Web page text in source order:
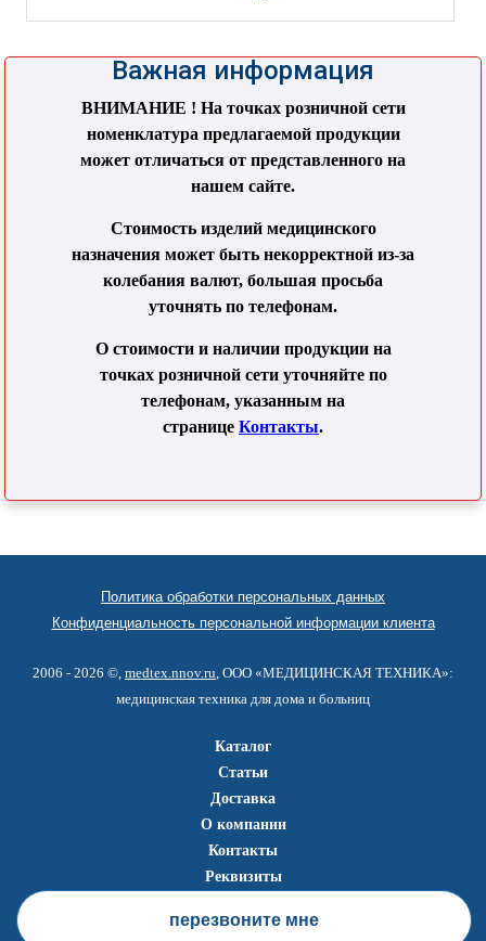
Важная информация
ВНИМАНИЕ ! На точках розничной сети
номенклатура предлагаемой продукции
может отличаться от представленного на
нашем сайте.
Стоимость изделий медицинского
назначения может быть некорректной из-за
колебания валют, большая просьба
уточнять по телефонам.
О стоимости и наличии продукции на
точках розничной сети уточняйте по
телефонам, указанным на
странице Контакты.
Политика обработки персональных данных
Конфиденциальность персональной информации клиента
2006 - 2026 ©, medtex.nnov.ru , ООО «МЕДИЦИНСКАЯ ТЕХНИКА»:
медицинская техника для дома и больниц
Каталог
Статьи
Доставка
О компании
Контакты
Реквизиты
перезвоните мне